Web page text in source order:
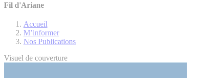
Fil d'Ariane
Accueil
M’informer
Nos Publications
Visuel de couverture